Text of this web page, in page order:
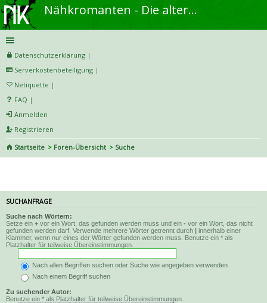
Nähkromanten - Die alternative Näh- und DIY-Community
Datenschutzerklärung |
Serverkostenbeteiligung |
Netiquette |
FAQ |
Anmelden
Registrieren
Startseite
Foren-Übersicht Suche
SUCHANFRAGE
Suche nach Wörtern:
Setze ein + vor ein Wort, das gefunden werden muss und ein - vor ein Wort, das nicht
gefunden werden darf. Verwende mehrere Wörter getrennt durch | innerhalb einer
Klammer, wenn nur eines der Wörter gefunden werden muss. Benutze ein * als
Platzhalter für teilweise Übereinstimmungen.
Nach allen Begriffen suchen oder Suche wie angegeben verwenden
Nach einem Begriff suchen
Zu suchender Autor:
Benutze ein * als Platzhalter für teilweise Übereinstimmungen.